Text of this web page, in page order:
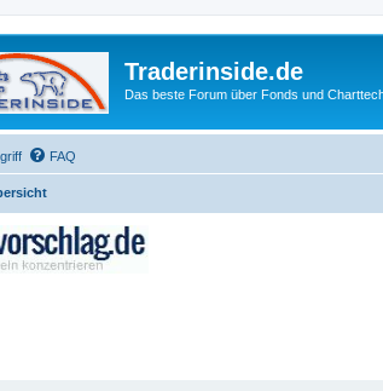
Traderinside.de
Das beste Forum über Fonds und
FAQ